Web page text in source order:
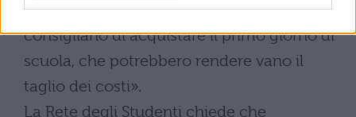
inseriscono nella lista ufficiale ma
consigliano di acquistare il primo giorno di
scuola, che potrebbero rendere vano il
taglio dei costi».
La Rete degli Studenti chiede che